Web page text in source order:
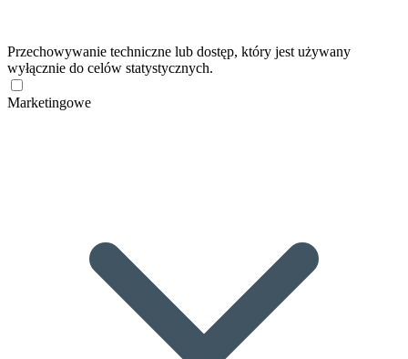
Przechowywanie techniczne lub dostęp, który jest używany
wyłącznie do celów statystycznych.
Marketingowe